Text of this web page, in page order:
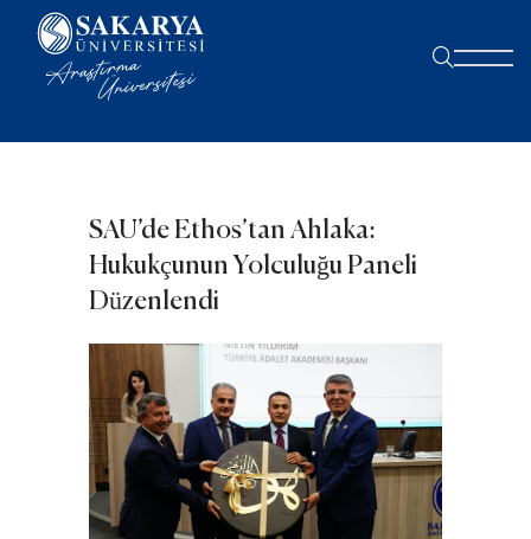
SAU’de Ethos’tan Ahlaka:
Hukukçunun Yolculuğu Paneli
Düzenlendi